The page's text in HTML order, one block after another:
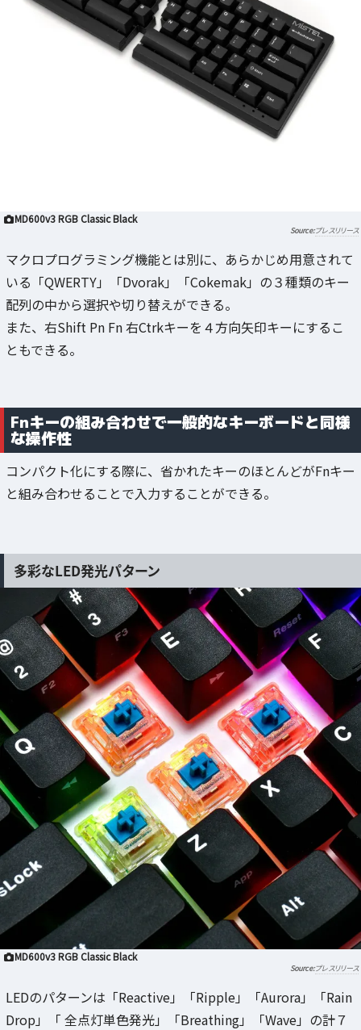
MD600v3 RGB Classic Black
プレスリリース
マクロプログラミング機能とは別に、あらかじめ用意されて
いる「QWERTY」「Dvorak」「Cokemak」の３種類のキー
配列の中から選択や切り替えができる。
また、右Shift Pn Fn 右Ctrkキーを４方向矢印キーにするこ
ともできる。
Fnキーの組み合わせで一般的なキーボードと同様
な操作性
コンパクト化にする際に、省かれたキーのほとんどがFnキー
と組み合わせることで入力することができる。
多彩なLED発光パターン
MD600v3 RGB Classic Black
プレスリリース
LEDのパターンは「Reactive」「Ripple」「Aurora」「Rain
Drop」「 全点灯単色発光」「Breathing」「Wave」の計７